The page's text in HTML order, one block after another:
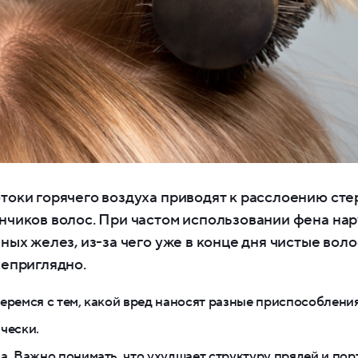
горячего воздуха приводят к расслоению
волос. При частом использовании фена
желез, из-за чего уже в конце дня чистые
с тем, какой вред наносят разные